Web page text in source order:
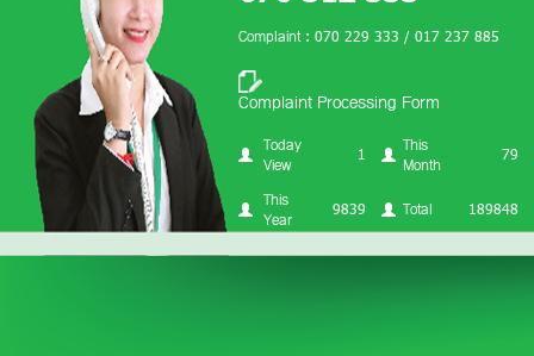
Complaint : 070 229 333 / 017 237 885
Complaint Processing Form
Today
View
1
This
Month
79
This
Year
9839 Total 189848